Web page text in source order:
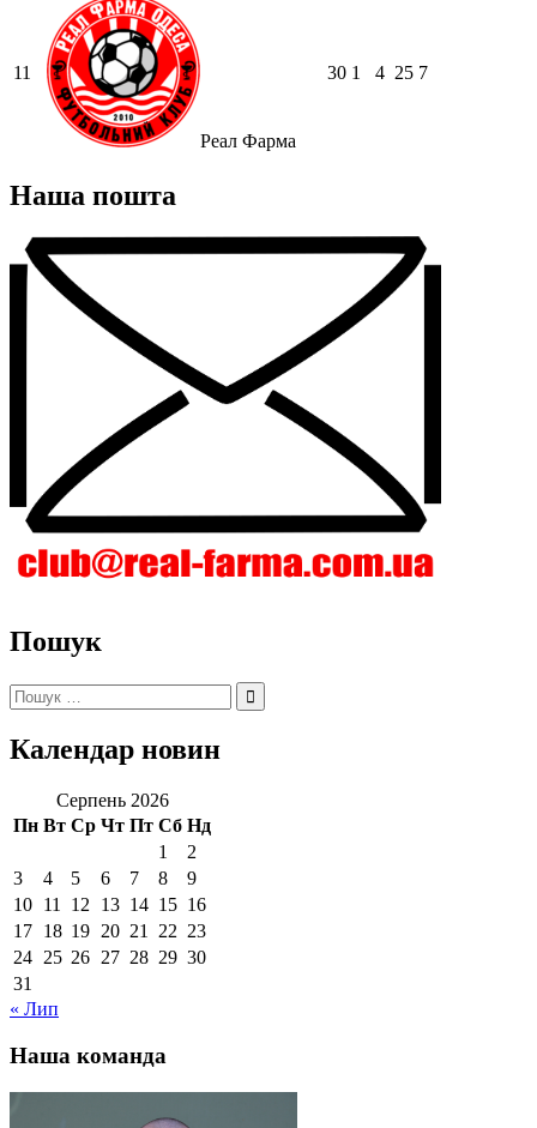
11
Реал Фарма
30 1 4 25 7
Наша пошта
Пошук
Пошук:
Календар новин
Серпень 2026
Пн Вт Ср Чт Пт Сб Нд
1
2
3
4 5 6 7 8
9
10 11 12 13 14 15 16
17 18 19 20 21 22 23
24 25 26 27 28 29 30
31
« Лип
Наша команда